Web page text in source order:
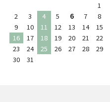
1
2
3 4 5 6 7
8
9
10 11 12 13 14
15
16
17 18 19 20 21
22
23
24 25 26 27 28
29
30
31